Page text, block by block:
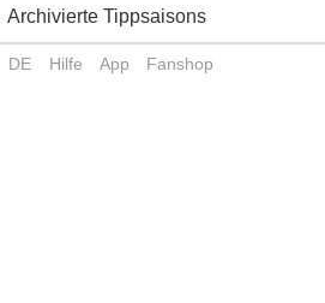
Archivierte Tippsaisons
DE Hilfe App Fanshop